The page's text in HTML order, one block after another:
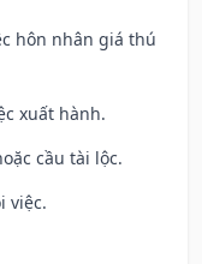
hôn nhân giá thú
xuất hành.
cầu tài lộc.
việc.